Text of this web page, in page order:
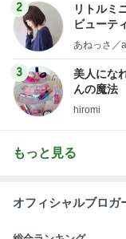
2
リトルミ
ビューテ
little
あねっさ／
3
美人にな
んの魔法
hiromi
もっと見る
オフィシャルブロガ